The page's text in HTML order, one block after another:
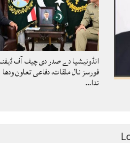
انڈونیشیا دے صدر دی چیف آف
فورسز نال ملقات، دفاعی تعاون ودھا
ندا…